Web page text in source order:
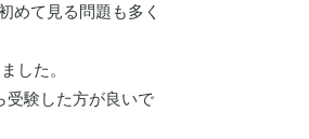
て見る問題も多く
した。
受験した方が良いで